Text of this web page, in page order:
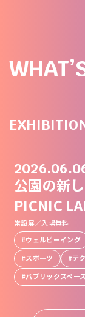
公園の新
PICNIC
常設展／入場無料
ウェルビーイング
スポーツ
テ
パブリックスペース